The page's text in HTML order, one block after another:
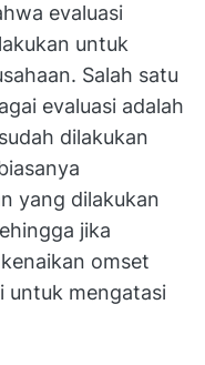
evaluasi
untuk
Salah satu
evaluasi adalah
dilakukan
yang dilakukan
jika
omset
untuk mengatasi